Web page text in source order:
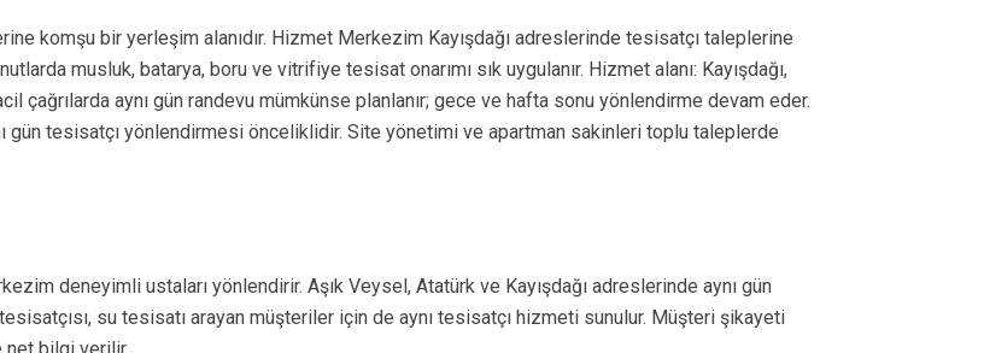
komşu bir yerleşim alanıdır. Hizmet Merkezim Kayışdağı adreslerinde tesisatçı taleplerine
musluk, batarya, boru ve vitrifiye tesisat onarımı sık uygulanır. Hizmet alanı: Kayışdağı,
çağrılarda aynı gün randevu mümkünse planlanır; gece ve hafta sonu yönlendirme devam eder.
gün tesisatçı yönlendirmesi önceliklidir. Site yönetimi ve apartman sakinleri toplu taleplerde
deneyimli ustaları yönlendirir. Aşık Veysel, Atatürk ve Kayışdağı adreslerinde aynı gün
su tesisatı arayan müşteriler için de aynı tesisatçı hizmeti sunulur. Müşteri şikayeti